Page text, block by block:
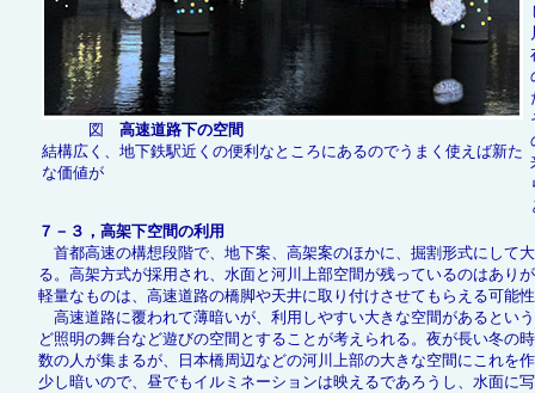
図 高速道路下の空間
結構広く、地下鉄駅近くの便利なところにあるのでうまく使えば新た
な価値が
７－３，高架下空間の利用
首都高速の構想段階で、地下案、高架案のほかに、掘割形式にして
る。高架方式が採用され、水面と河川上部空間が残っているのはあり
軽量なものは、高速道路の橋脚や天井に取り付けさせてもらえる可能
高速道路に覆われて薄暗いが、利用しやすい大きな空間があるとい
ど照明の舞台など遊びの空間とすることが考えられる。夜が長い冬の
数の人が集まるが、日本橋周辺などの河川上部の大きな空間にこれを
少し暗いので、昼でもイルミネーションは映えるであろうし、水面